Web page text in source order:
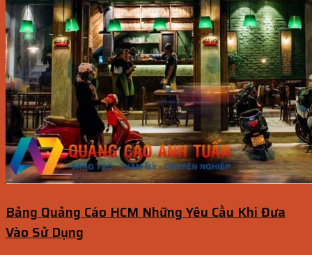
Bảng Quảng Cáo HCM Những Yêu Cầu Khi Đưa
Vào Sử Dụng